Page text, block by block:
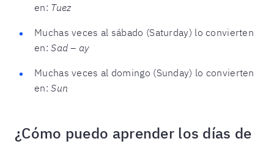
en: Tuez
Muchas veces al sábado (Saturday) lo convierten
en:Sad – ay
Muchas veces al domingo (Sunday) lo convierten
en:Sun
¿Cómo puedo aprender los días de